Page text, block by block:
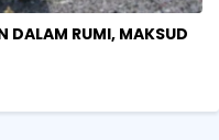
DALAM RUMI, MAKSUD